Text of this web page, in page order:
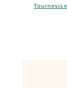
Tournevis